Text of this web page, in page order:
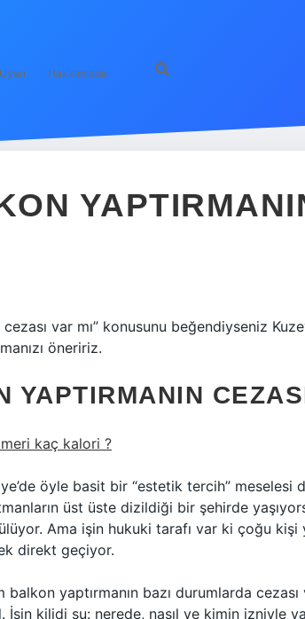
Hakkımızda
cezası var mı” konusunu beğendiyseniz
öneririz.
YAPTIRMANIN
kaç kalori ?
öyle basit bir “estetik tercih” meselesi
üst üste dizildiği bir şehirde
Ama işin hukuki tarafı var ki çoğu
direkt geçiyor.
balkon yaptırmanın bazı durumlarda
kilidi şu: nerede, nasıl ve kimin izniyle